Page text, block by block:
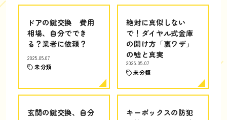
ドアの鍵交換 費用
相場、自分ででき
る？業者に依頼？
2025.05.07
未分類
絶対に真似しない
で！ダイヤル式金庫
の開け方「裏ワザ」
の嘘と真実
2025.05.07
未分類
玄関の鍵交換、自分
キーボックスの防犯